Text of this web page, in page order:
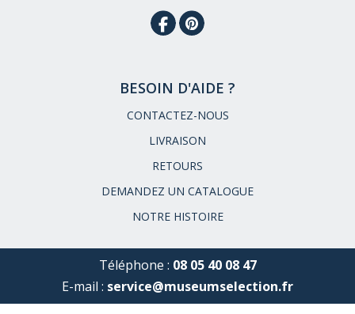
BESOIN D'AIDE ?
CONTACTEZ-NOUS
LIVRAISON
RETOURS
DEMANDEZ UN CATALOGUE
NOTRE HISTOIRE
Téléphone : 08 05 40 08 47
E-mail : service@museumselection.fr